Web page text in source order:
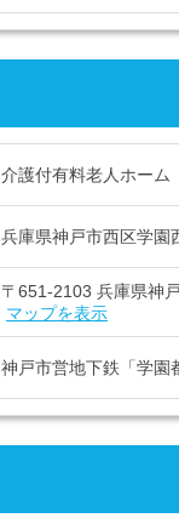
介護付有料老人ホーム
兵庫県神戸市西区学園
〒651-2103 兵庫県神
マップを表示
神戸市営地下鉄「学園